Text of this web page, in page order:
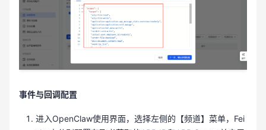
事件与回调配置
进入OpenClaw使用界面，选择左侧的【频道】菜单，Fei